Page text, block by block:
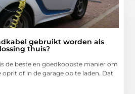
gebruikt worden als
thuis?
de beste en goedkoopste manier om
of in de garage op te laden. Dat